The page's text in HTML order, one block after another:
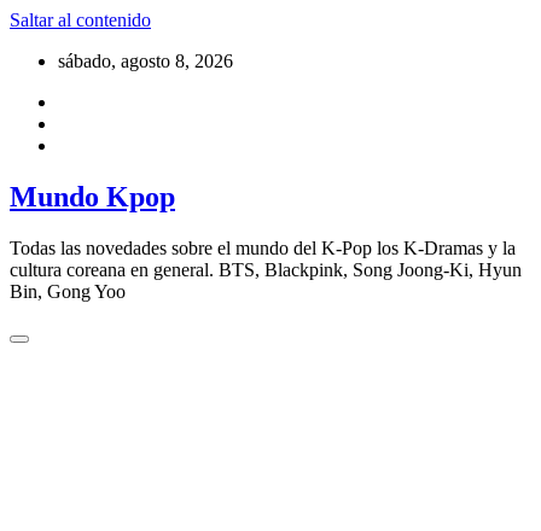
Saltar al contenido
sábado, agosto 8, 2026
Mundo Kpop
Todas las novedades sobre el mundo del K-Pop los K-Dramas y la
cultura coreana en general. BTS, Blackpink, Song Joong-Ki, Hyun
Bin, Gong Yoo